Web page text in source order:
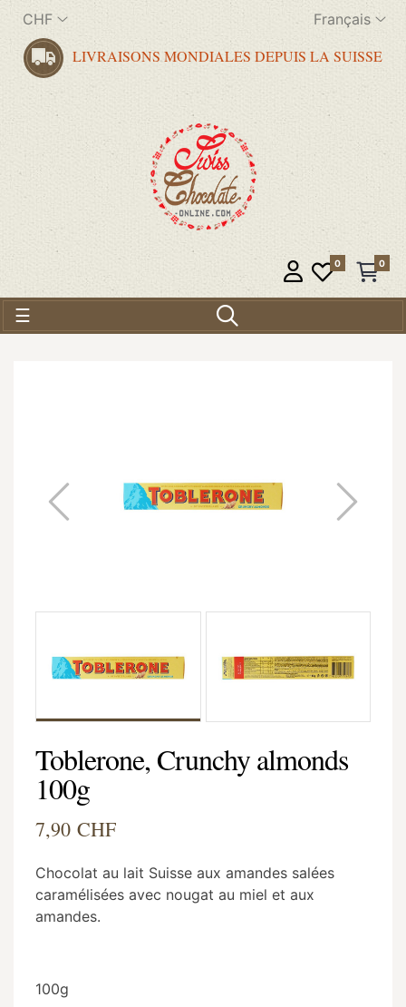
CHF Français
LIVRAISONS MONDIALES DEPUIS LA SUISSE
0 0
Basculer la navigation
☰
Toblerone, Crunchy almonds
100g
7,90 CHF
Chocolat au lait Suisse aux amandes salées
caramélisées avec nougat au miel et aux
amandes.
100g